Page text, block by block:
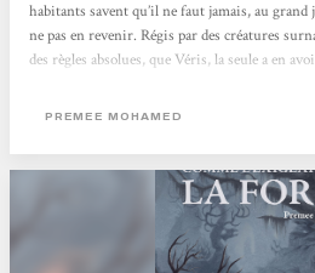
habitants savent qu’il ne faut jamais, au grand
ne pas en revenir. Régis par des créatures
des règles absolues, que Véris, la seule a en
Damoclès au dessus de sa tête en cas d’échec.
PREMEE MOHAMED